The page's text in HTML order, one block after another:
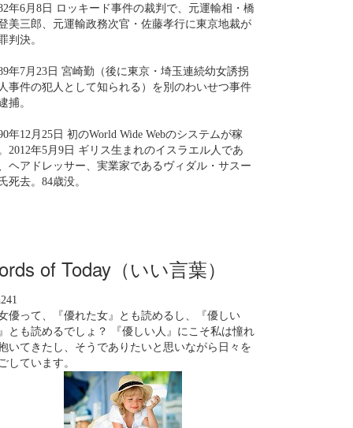
年6月8日 ロッキード事件の裁判で、元運輸相・橋
美三郎、元運輸政務次官・佐藤孝行に東京地裁が
判決。
年7月23日 宮崎勤（後に東京・埼玉連続幼女誘拐
事件の犯人として知られる）を別のわいせつ事件
捕。
年12月25日 初のWorld Wide Webのシステムが稼
2012年5月9日 ギリス生まれのイスラエル人であ
ヘアドレッサー、実業家であるヴィダル・サスー
死去。84歳没。
of Today（いい言葉）
女優って、『優れた女』とも読めるし、『優しい
とも読めるでしょ？ 『優しい人』にこそ私は憧れ
いてきたし、そうでありたいと思いながら日々を
しています。